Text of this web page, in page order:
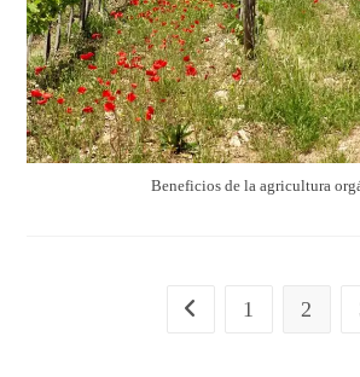
Beneficios de la agricultura
1 2